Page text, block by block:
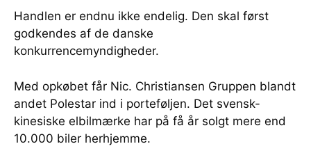
Handlen er endnu ikke endelig. Den skal først
godkendes af de danske
konkurrencemyndigheder.
Med opkøbet får Nic. Christiansen Gruppen blandt
andet Polestar ind i porteføljen. Det svensk-
kinesiske elbilmærke har på få år solgt mere end
10.000 biler herhjemme.